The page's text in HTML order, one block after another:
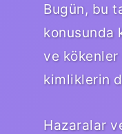
Bugün, bu
konusunda
ve
kimliklerin
Hazaralar